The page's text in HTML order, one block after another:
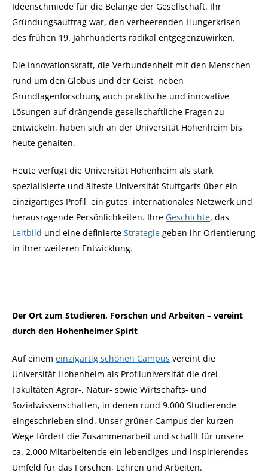
Ideenschmiede für die Belange der Gesellschaft. Ihr
Gründungsauftrag war, den verheerenden Hungerkrisen
des frühen 19. Jahrhunderts radikal entgegenzuwirken.
Die Innovationskraft, die Verbundenheit mit den Menschen
rund um den Globus und der Geist, neben
Grundlagenforschung auch praktische und innovative
Lösungen auf drängende gesellschaftliche Fragen zu
entwickeln, haben sich an der Universität Hohenheim bis
heute gehalten.
Heute verfügt die Universität Hohenheim als stark
spezialisierte und älteste Universität Stuttgarts über ein
einzigartiges Profil, ein gutes, internationales Netzwerk und
herausragende Persönlichkeiten. Ihre Geschichte, das
Leitbild und eine definierte Strategie geben ihr Orientierung
in ihrer weiteren Entwicklung.
Der Ort zum Studieren, Forschen und Arbeiten – vereint
durch den Hohenheimer Spirit
Auf einem einzigartig schönen Campus vereint die
Universität Hohenheim als Profiluniversität die drei
Fakultäten Agrar-, Natur- sowie Wirtschafts- und
Sozialwissenschaften, in denen rund 9.000 Studierende
eingeschrieben sind. Unser grüner Campus der kurzen
Wege fördert die Zusammenarbeit und schafft für unsere
ca. 2.000 Mitarbeitende ein lebendiges und inspirierendes
Umfeld für das Forschen, Lehren und Arbeiten.